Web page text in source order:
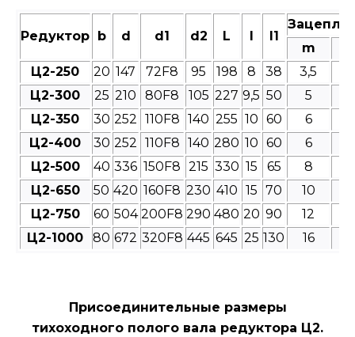
Редуктор b d d1 d2 L l1
m
Ц2-250
20 147 72F8 95 198 8 38 3,5
Ц2-300
25 210 80F8 105 227 9,5 50 5
Ц2-350
30 252 110F8 140 255 10 60 6
Ц2-400
30 252 110F8 140 280 10 60 6
Ц2-500
40 336 150F8 215 330 15 65 8
Ц2-650
50 420 160F8 230 410 15 70 10
Ц2-750
60 504 200F8 290 480 20 90 12
Ц2-1000
80 672 320F8 445 645 25 130 16
Присоединительные размеры
тихоходного полого вала редуктора Ц2.